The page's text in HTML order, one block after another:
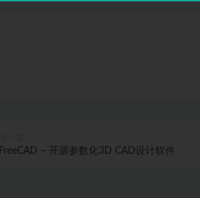
FreeCAD – 开源参数化3D CAD设计软件